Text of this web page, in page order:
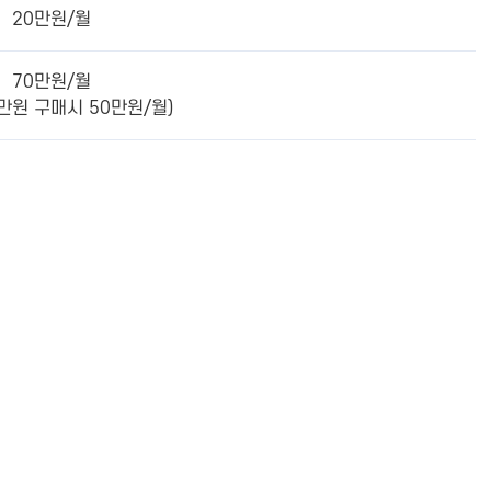
20만원/월
70만원/월
원 구매시 50만원/월)